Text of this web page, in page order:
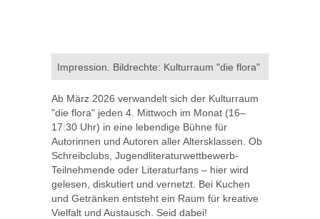
Impression. Bildrechte: Kulturraum "die flora"
Ab März 2026 verwandelt sich der Kulturraum
"die flora" jeden 4. Mittwoch im Monat (16–
17:30 Uhr) in eine lebendige Bühne für
Autorinnen und Autoren aller Altersklassen. Ob
Schreibclubs, Jugendliteraturwettbewerb-
Teilnehmende oder Literaturfans – hier wird
gelesen, diskutiert und vernetzt. Bei Kuchen
und Getränken entsteht ein Raum für kreative
Vielfalt und Austausch. Seid dabei!